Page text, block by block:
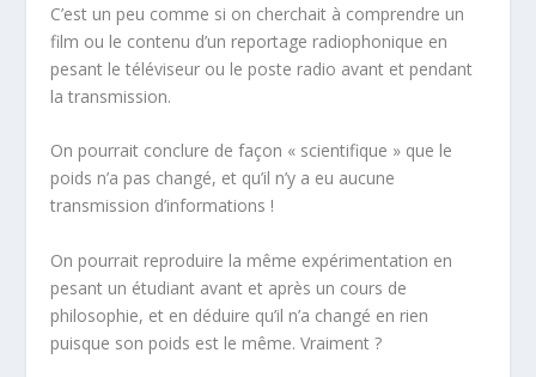
C’est un peu comme si on cherchait à comprendre un
film ou le contenu d’un reportage radiophonique en
pesant le téléviseur ou le poste radio avant et pendant
la transmission.
On pourrait conclure de façon « scientifique » que le
poids n’a pas changé, et qu’il n’y a eu aucune
transmission d’informations !
On pourrait reproduire la même expérimentation en
pesant un étudiant avant et après un cours de
philosophie, et en déduire qu’il n’a changé en rien
puisque son poids est le même. Vraiment ?